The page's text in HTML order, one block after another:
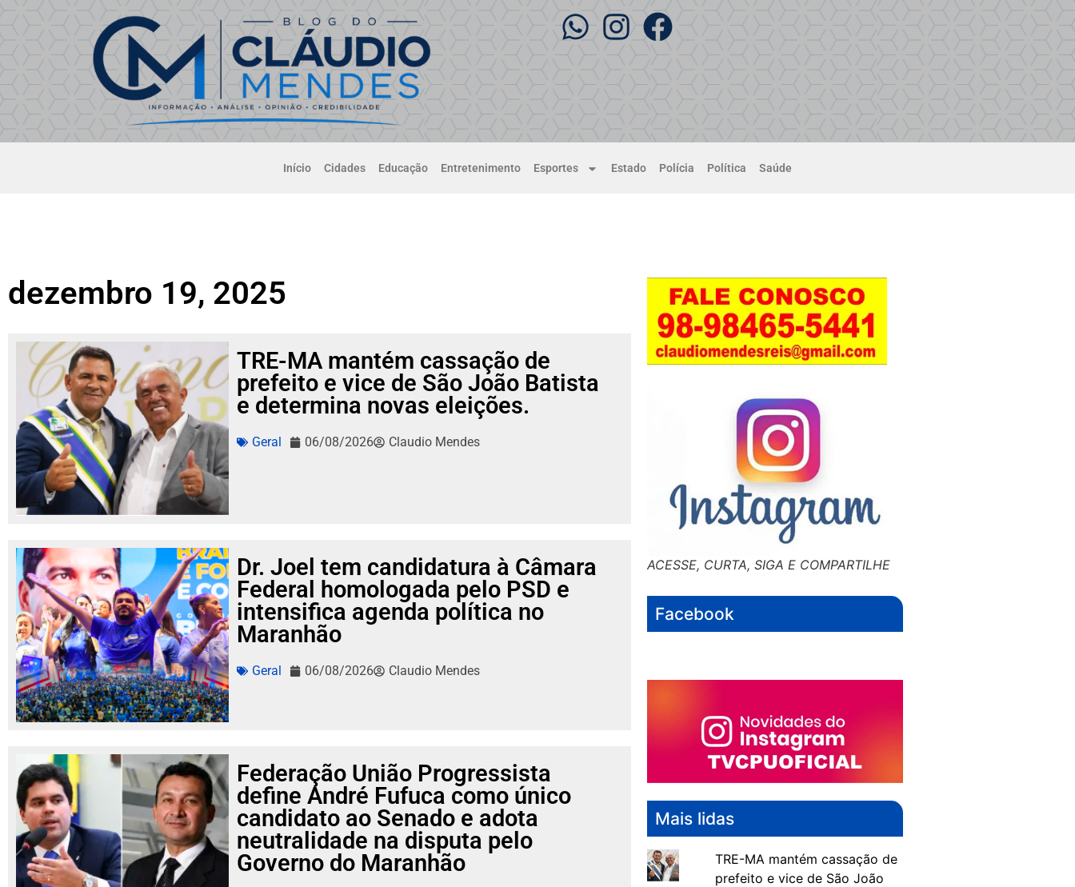
Início Cidades Educação Entretenimento Esportes Estado Polícia Política Saúde
dezembro 19, 2025
TRE-MA mantém cassação de
prefeito e vice de São João Batista
e determina novas eleições.
Geral 06/08/2026 Claudio Mendes
Dr. Joel tem candidatura à Câmara
Federal homologada pelo PSD e
intensifica agenda política no
Maranhão
Geral 06/08/2026 Claudio Mendes
Federação União Progressista
define André Fufuca como único
candidato ao Senado e adota
neutralidade na disputa pelo
Governo do Maranhão
ACESSE, CURTA, SIGA E COMPARTILHE
Facebook
Mais lidas
TRE-MA mantém cassação de
prefeito e vice de São João